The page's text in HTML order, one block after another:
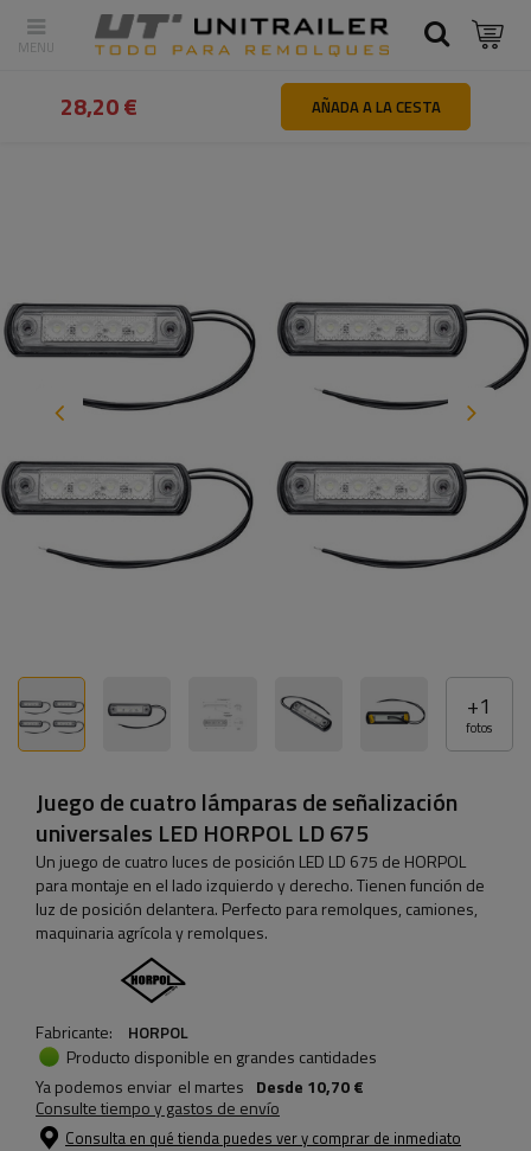
Atrás Inicio Iluminación y sistemas eléctricos Luces de gálibo
+1
fotos
Juego de cuatro lámparas de señalización
universales LED HORPOL LD 675
Un juego de cuatro luces de posición LED LD 675 de HORPOL
para montaje en el lado izquierdo y derecho. Tienen función de
luz de posición delantera. Perfecto para remolques, camiones,
maquinaria agrícola y remolques.
Fabricante:
HORPOL
Producto disponible en grandes cantidades
Ya podemos enviar el martes Desde 10,70 €
Consulte tiempo y gastos de envío
Consulta en qué tienda puedes ver y comprar de inmediato
28,20 € AÑADA A LA CESTA